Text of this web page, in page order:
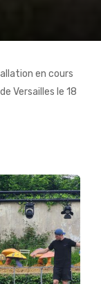
en cours
Versailles le 18